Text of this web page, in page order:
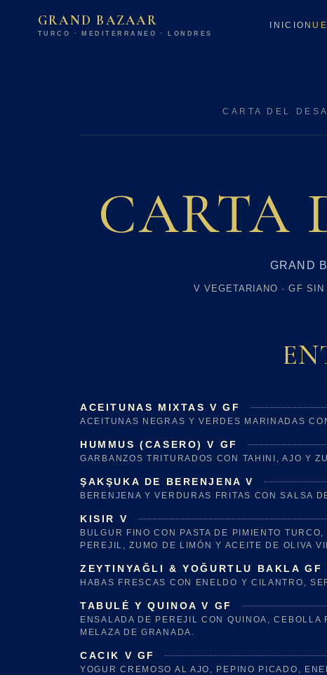
GRAND BAZAAR
TURCO · MEDITERRÁNEO · LONDRES
INICIO
CARTA DEL
CARTA
GRAND
V VEGETARIANO · GF
ACEITUNAS MIXTAS V GF
ACEITUNAS NEGRAS Y VERDES MARINADAS
HUMMUS (CASERO) V GF
GARBANZOS TRITURADOS CON TAHINI, AJO Y
ŞAKŞUKA DE BERENJENA V
BERENJENA Y VERDURAS FRITAS CON SALSA
KISIR V
BULGUR FINO CON PASTA DE PIMIENTO
PEREJIL, ZUMO DE LIMÓN Y ACEITE DE OLIVA
ZEYTINYAĞLI & YOĞURTLU BAKLA GF
HABAS FRESCAS CON ENELDO Y CILANTRO,
TABULÉ Y QUINOA V GF
ENSALADA DE PEREJIL CON QUINOA,
MELAZA DE GRANADA.
CACIK V GF
YOGUR CREMOSO AL AJO, PEPINO PICADO,